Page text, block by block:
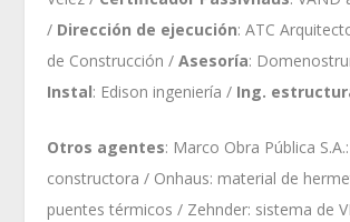
/ Dirección de ejecución: ATC
de Construcción /Asesoría:
Instal: Edison ingeniería / Ing.
Otros agentes: Marco Obra Pública
constructora / Onhaus: material de
puentes térmicos / Zehnder: sistema de